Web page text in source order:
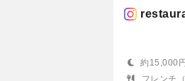
約15,000
フレンチ